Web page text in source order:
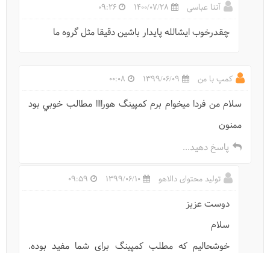
گرم کردن چادر و کیسه خواب
آتنا عباسی 1400/07/28
09:26
چقدرخوب ايشالله پايدار باشین دقیقا مثل گروه ما
كمپ با من 1399/06/09
00:08
سلام من فردا ميخوام برم كمپينگ هوراااا مطالب خوبي بود
ممنون
پاسخ دهید...
تولید محتوای دالاهو 1399/06/10
09:59
دوست عزیز
سلام
خوشحالیم که مطلب کمپینگ برای شما مفید بوده.